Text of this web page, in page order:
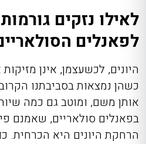
לאילו נזקים
לפאנלים
היונים, לכשעצמן, אינן
כשהן נמצאות בסביבתנו
אותן משם, ומוטב גם כמה
בפאנלים סולאריים, שאמנם
הרחקת היונים היא הכרחית.